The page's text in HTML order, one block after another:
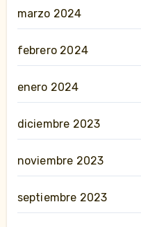
marzo 2024
febrero 2024
enero 2024
diciembre 2023
noviembre 2023
septiembre 2023